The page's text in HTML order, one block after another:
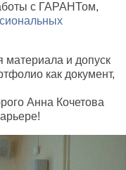
с ГАРАНТом,
материала и допуск
как документ,
Анна Кочетова